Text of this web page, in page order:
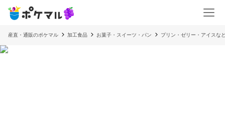
産直・通販のポケマル 加工食品 お菓子・スイーツ・パン プリン・ゼリー・アイスな